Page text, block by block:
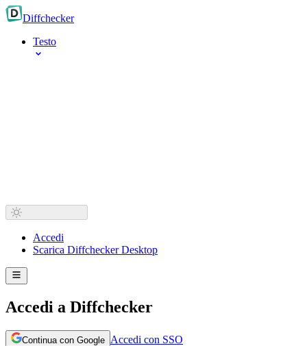
Diffchecker
Testo
Accedi
Scarica Diffchecker Desktop
Accedi a Diffchecker
Continua con Google Accedi con SSO